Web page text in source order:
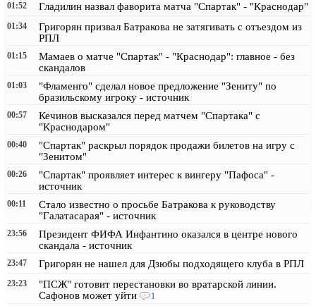
01:52 Гладилин назвал фаворита матча "Спартак" - "Краснодар"
01:34
Григорян призвал Батракова не затягивать с отъездом из
РПЛ
01:15
Мамаев о матче "Спартак" - "Краснодар": главное - без
скандалов
01:03
"Фламенго" сделал новое предложение "Зениту" по
бразильскому игроку - источник
00:57
Кечинов высказался перед матчем "Спартака" с
"Краснодаром"
00:40
"Спартак" раскрыл порядок продажи билетов на игру с
"Зенитом"
00:26
"Спартак" проявляет интерес к вингеру "Пафоса" -
источник
00:11
Стало известно о просьбе Батракова к руководству
"Галатасарая" - источник
23:56
Президент ФИФА Инфантино оказался в центре нового
скандала - источник
23:47 Григорян не нашел для Дзюбы подходящего клуба в РПЛ
23:23
"ПСЖ" готовит перестановки во вратарской линии.
Сафонов может уйти
1